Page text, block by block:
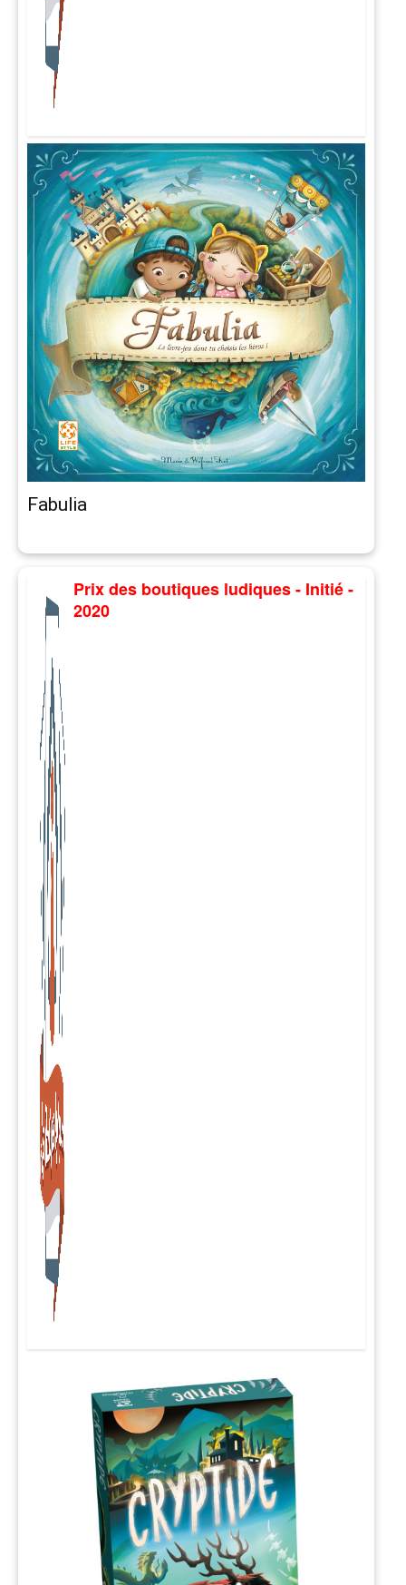
Fabulia
Prix des boutiques ludiques - Initié -
2020